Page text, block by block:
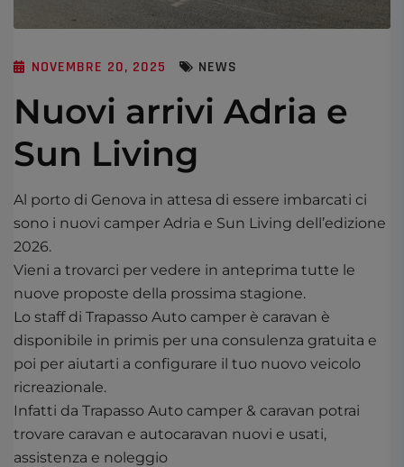
NOVEMBRE 20, 2025 NEWS
Nuovi arrivi Adria e
Sun Living
Al porto di Genova in attesa di essere imbarcati ci
sono i nuovi camper Adria e Sun Living dell’edizione
2026.
Vieni a trovarci per vedere in anteprima tutte le
nuove proposte della prossima stagione.
Lo staff di Trapasso Auto camper è caravan è
disponibile in primis per una consulenza gratuita e
poi per aiutarti a configurare il tuo nuovo veicolo
ricreazionale.
Infatti da Trapasso Auto camper & caravan potrai
trovare caravan e autocaravan nuovi e usati,
assistenza e noleggio